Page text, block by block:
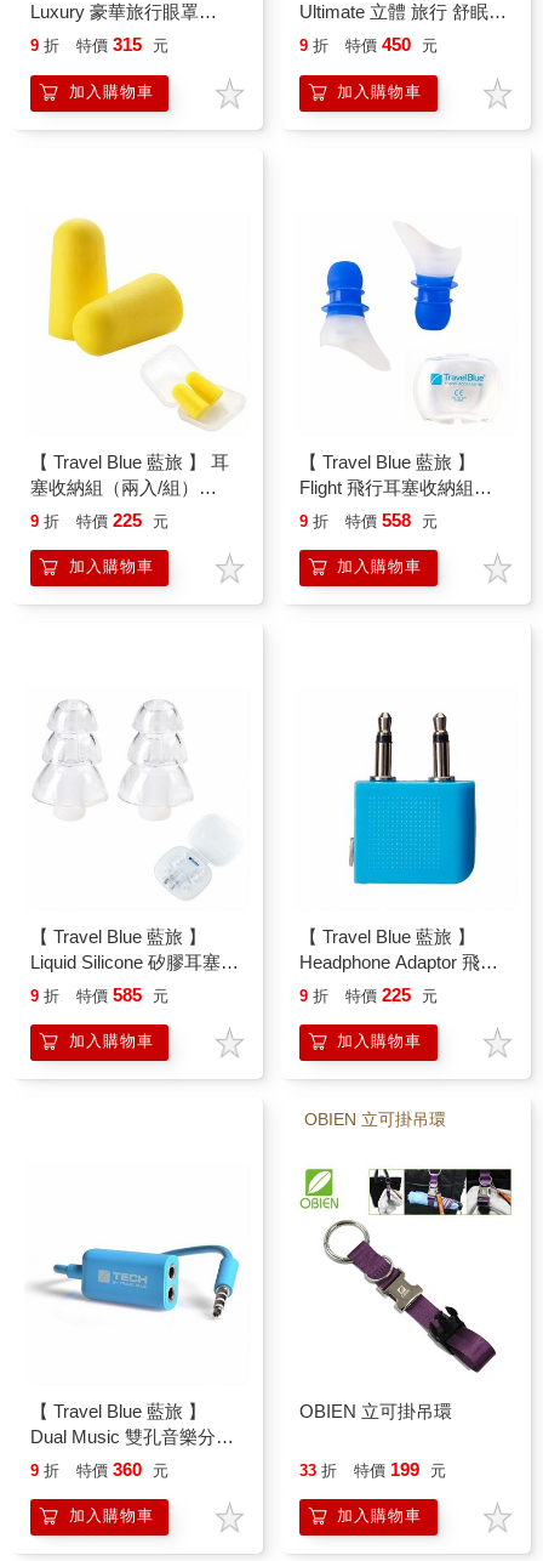
Luxury 豪華旅行眼罩
TB453
9 折 特價 315 元
加入購物車
Ultimate 立體 旅行 舒眠眼
罩 頂級眼罩 TB454
9 折 特價 450 元
加入購物車
【 Travel Blue 藍旅 】 耳
塞收納組（兩入/組）
TB490
9 折 特價 225 元
加入購物車
【 Travel Blue 藍旅 】
Flight 飛行耳塞收納組
TB492
9 折 特價 558 元
加入購物車
【 Travel Blue 藍旅 】
Liquid Silicone 矽膠耳塞
TB493
9 折 特價 585 元
加入購物車
【 Travel Blue 藍旅 】
Headphone Adaptor 飛行
耳機轉換器 TB561
9 折 特價 225 元
加入購物車
【 Travel Blue 藍旅 】
Dual Music 雙孔音樂分享
器 藍色 TB562－BL
9 折 特價 360 元
加入購物車
OBIEN 立可掛吊環
OBIEN 立可掛吊環
33 折 特價 199 元
加入購物車